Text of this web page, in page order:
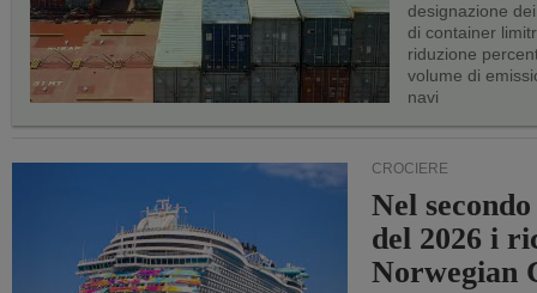
designazione
di container
riduzione
volume di
navi
CROCIERE
Nel
del 2026 i
Norwegian